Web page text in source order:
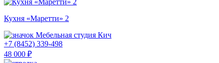
Кухня «Маретти» 2
Мебельная студия Кич
+7 (8452) 339-498
48 000 ₽